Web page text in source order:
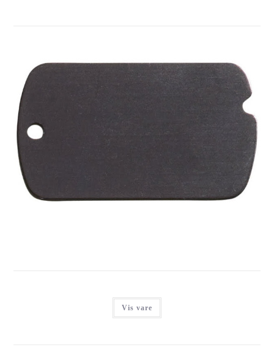
IMARC MILITARY ID BLACK
Vis vare